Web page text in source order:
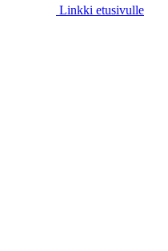
Linkki etusivulle